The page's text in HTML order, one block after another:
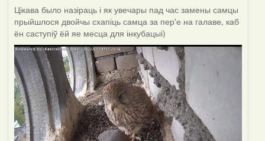
Цікава было назіраць і як увечары пад час замены самцы
прыйшлося двойчы схапіць самца за пер'е на галаве, каб
ён саступіў ёй яе месца для інкубацыі)